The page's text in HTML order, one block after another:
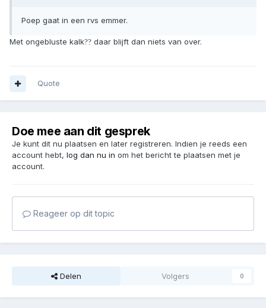
Poep gaat in een rvs emmer.
Met ongebluste kalk?? daar blijft dan niets van over.
Quote
Doe mee aan dit gesprek
Je kunt dit nu plaatsen en later registreren. Indien je reeds een
account hebt, log dan nu in om het bericht te plaatsen met je
account.
Reageer op dit topic
Delen Volgers 0